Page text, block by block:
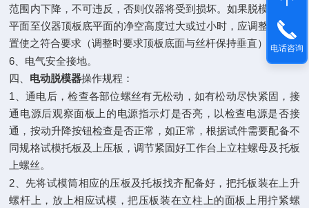
范围内下降，不可违反，否则仪器将受到损坏。如果脱模丝杆顶
平面至仪器顶板底平面的净空高度过大或过小时，应调整顶板位
置使之符合要求（调整时要求顶板底面与丝杆保持垂直）。
6 、电气安全接地。
四、 电动脱模器操作规程：
1 、通电后，检查各部位螺丝有无松动，如有松动尽快紧固，接
通电源后观察面板上的电源指示灯是否亮，以检查电源是否接
通，按动升降按钮检查是否正常，如正常，根据试件需要配备不
同规格试模托板及上压板，调节紧固好工作台上立柱螺母及托板
上螺丝。
2 、先将试模筒相应的压板及托板找齐配备好，把托板装在上升
螺杆上，放上相应试模，把压板装在立柱上的面板上用拧紧螺
电话咨询